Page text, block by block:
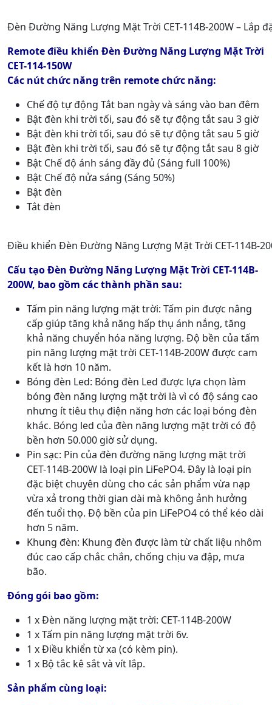
Đèn Đường Năng Lượng Mặt Trời CET-114B-200W – Lắp
Remote điều khiển Đèn Đường Năng Lượng Mặt Trời
CET-114-150W
Các nút chức năng trên remote chức năng:
Chế độ tự động Tắt ban ngày và sáng vào ban đêm
Bật đèn khi trời tối, sau đó sẽ tự động tắt sau 3 giờ
Bật đèn khi trời tối, sau đó sẽ tự động tắt sau 5 giờ
Bật đèn khi trời tối, sau đó sẽ tự động tắt sau 8 giờ
Bật Chế độ ánh sáng đầy đủ (Sáng full 100%)
Bật Chế độ nửa sáng (Sáng 50%)
Bật đèn
Tắt đèn
Điều khiển Đèn Đường Năng Lượng Mặt Trời CET-114B-
Cấu tạo Đèn Đường Năng Lượng Mặt Trời CET-114B-
200W, bao gồm các thành phần sau:
Tấm pin năng lượng mặt trời: Tấm pin được nâng
cấp giúp tăng khả năng hấp thụ ánh nắng, tăng
khả năng chuyển hóa năng lượng. Độ bền của tấm
pin năng lượng mặt trời CET-114B-200W được cam
kết là hơn 10 năm.
Bóng đèn Led: Bóng đèn Led được lựa chọn làm
bóng đèn năng lượng mặt trời là vì có độ sáng cao
nhưng ít tiêu thụ điện năng hơn các loại bóng đèn
khác. Bóng led của đèn năng lượng mặt trời có độ
bền hơn 50.000 giờ sử dụng.
Pin sạc: Pin của đèn đường năng lượng mặt trời
CET-114B-200W là loại pin LiFePO4. Đây là loại pin
đặc biệt chuyên dùng cho các sản phẩm vừa nạp
vừa xả trong thời gian dài mà không ảnh hưởng
đến tuổi thọ. Độ bền của pin LiFePO4 có thể kéo dài
hơn 5 năm.
Khung đèn: Khung đèn được làm từ chất liệu nhôm
đúc cao cấp chắc chắn, chống chịu va đập, mưa
bão.
Đóng gói bao gồm:
1 x Đèn năng lượng mặt trời: CET-114B-200W
1 x Tấm pin năng lượng mặt trời 6v.
1 x Điều khiển từ xa (có kèm pin).
1 x Bộ tắc kê sắt và vít lắp.
Sản phẩm cùng loại: